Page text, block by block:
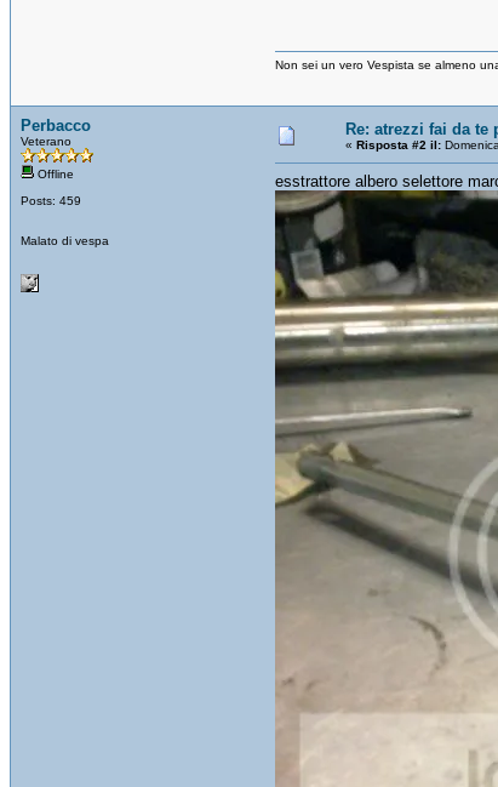
Non sei un vero Vespista se almeno
Perbacco
Veterano
Offline
Posts: 459
Malato di vespa
Re: atrezzi fai da te
« Risposta #2 il:
esstrattore albero selettore